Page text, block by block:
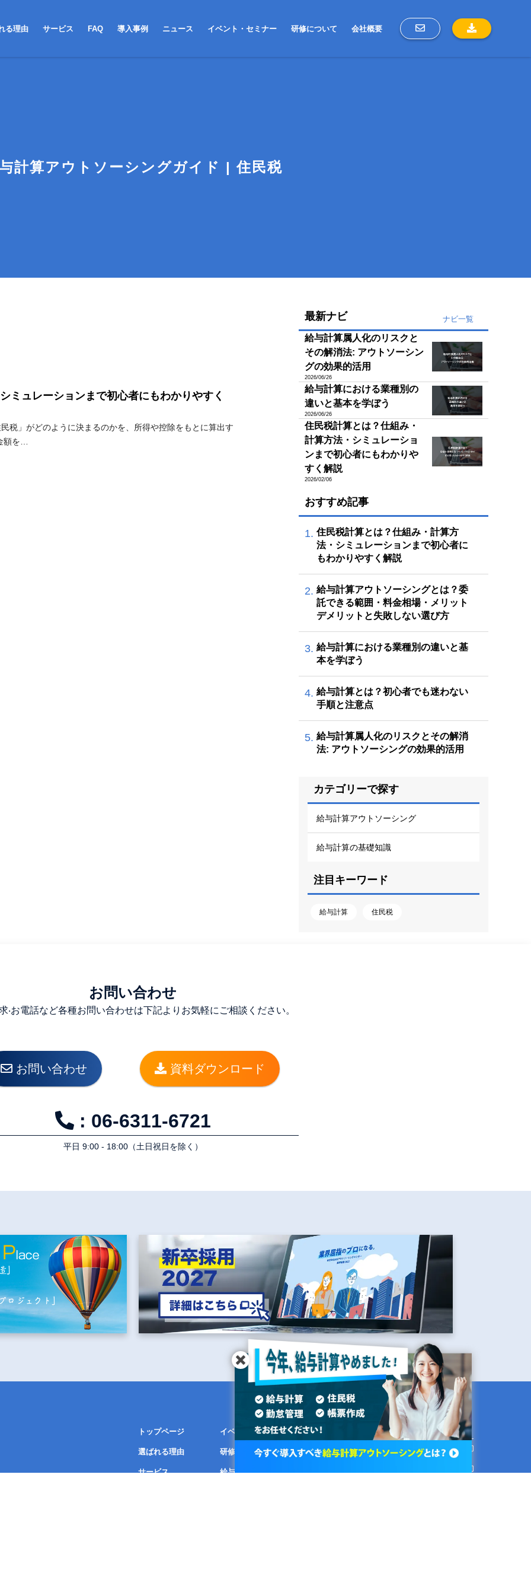
る理由 サービス FAQ 導入事例 ニュース イベント・セミナー 研修について 会社概要
計算アウトソーシングガイド | 住民税
ミュレーションまで初心者にもわかりやすく
税」がどのように決まるのかを、所得や控除をもとに算出す
額を…
最新ナビ ナビ一覧
給与計算属人化のリスクと
その解消法: アウトソーシン
グの効果的活用
2026/06/26
給与計算における業種別の
違いと基本を学ぼう
2026/06/26
住民税計算とは？仕組み・
計算方法・シミュレーショ
ンまで初心者にもわかりや
すく解説
2026/02/06
おすすめ記事
1. 住民税計算とは？仕組み・計算方
法・シミュレーションまで初心者に
もわかりやすく解説
2. 給与計算アウトソーシングとは？委
託できる範囲・料金相場・メリット
デメリットと失敗しない選び方
3. 給与計算における業種別の違いと基
本を学ぼう
4. 給与計算とは？初心者でも迷わない
手順と注意点
5. 給与計算属人化のリスクとその解消
法: アウトソーシングの効果的活用
カテゴリーで探す
給与計算アウトソーシング
給与計算の基礎知識
注目キーワード
給与計算 住民税
お問い合わせ
‧お電話など各種お問い合わせは下記よりお気軽にご相談ください。
お問い合わせ 資料ダウンロード
: 06-6311-6721
平⽇ 9:00 - 18:00（⼟⽇祝⽇を除く）
トップページ
選ばれる理由
サービス
イベント・セミナー
研修について
給与計算アウトソーシングガイド
関連サービス
給与計算アウトソーシング